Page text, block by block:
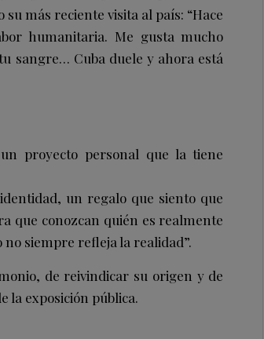
más reciente visita al país: “Hace
humanitaria. Me gusta mucho
sangre… Cuba duele y ahora está
proyecto personal que la tiene
un regalo que siento que
que conozcan quién es realmente
siempre refleja la realidad”.
de reivindicar su origen y de
la exposición pública.